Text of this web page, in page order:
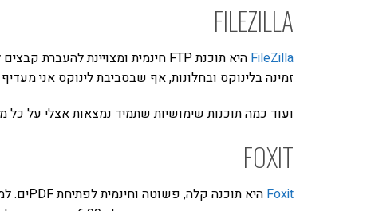
FILEZILLA
FileZilla
זמינה בלינוקס ובחלונות, אף שבסביבת לינוקס אני
ועוד כמה תוכנות שימושיות שתמיד נמצאות אצלי על
FOXIT
Foxit